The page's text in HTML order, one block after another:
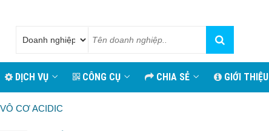
DỊCH VỤ CÔNG CỤ CHIA SẺ GIỚI THIỆU
CƠ ACIDIC